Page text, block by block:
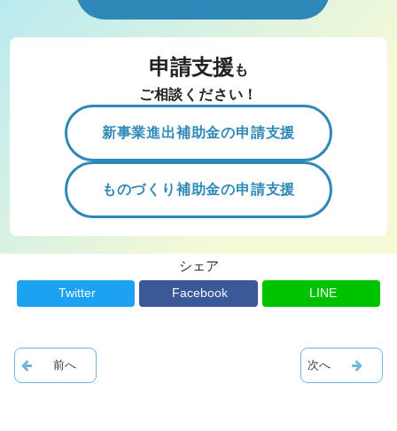
申請支援 も
ご相談ください！
新事業進出補助金の申請支援
ものづくり補助金の申請支援
シェア
Twitter Facebook LINE